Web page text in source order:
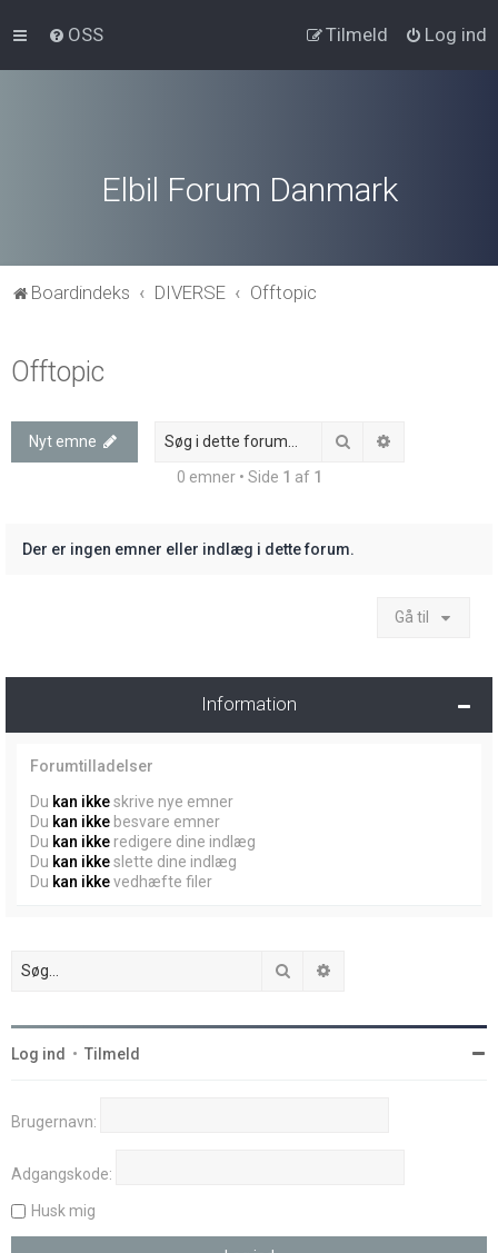
OSS Log ind
Tilmeld
Elbil Forum Danmark
Boardindeks DIVERSE Offtopic
Offtopic
Nyt emne Søg
0 emner • Side 1 af 1
Der er ingen emner eller indlæg i dette forum.
Gå til
Information
Forumtilladelser
Du kan ikkeskrive nye emner
Du kan ikke besvare emner
Du kan ikke redigere dine indlæg
Du kan ikkeslette dine indlæg
Du kan ikkevedhæfte filer
Søg
Log ind • Tilmeld
Brugernavn:
Adgangskode:
Husk mig